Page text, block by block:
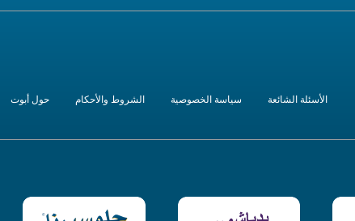
الأسئلة الشائعة سياسة الخصوصية الشروط والأحكام حول أبوت